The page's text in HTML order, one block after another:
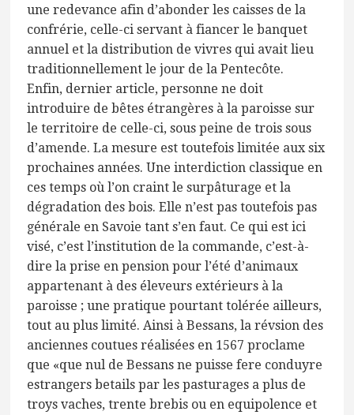
une redevance afin d’abonder les caisses de la
confrérie, celle-ci servant à fiancer le banquet
annuel et la distribution de vivres qui avait lieu
traditionnellement le jour de la Pentecôte.
Enfin, dernier article, personne ne doit
introduire de bêtes étrangères à la paroisse sur
le territoire de celle-ci, sous peine de trois sous
d’amende. La mesure est toutefois limitée aux six
prochaines années. Une interdiction classique en
ces temps où l’on craint le surpâturage et la
dégradation des bois. Elle n’est pas toutefois pas
générale en Savoie tant s’en faut. Ce qui est ici
visé, c’est l’institution de la commande, c’est-à-
dire la prise en pension pour l’été d’animaux
appartenant à des éleveurs extérieurs à la
paroisse ; une pratique pourtant tolérée ailleurs,
tout au plus limité. Ainsi à Bessans, la révsion des
anciennes coutues réalisées en 1567 proclame
que «que nul de Bessans ne puisse fere conduyre
estrangers betails par les pasturages a plus de
troys vaches, trente brebis ou en equipolence et